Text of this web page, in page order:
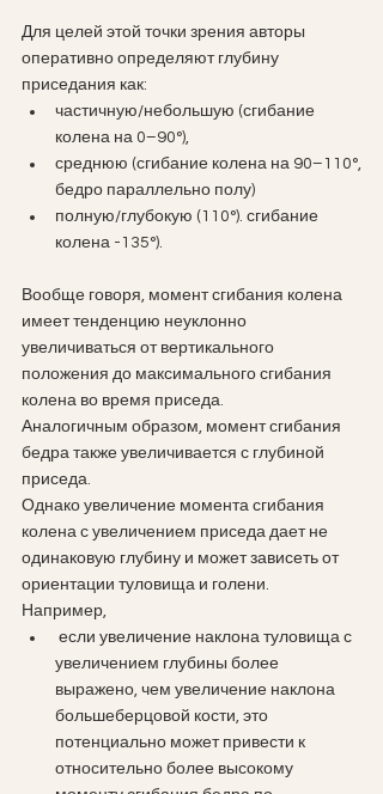
Для целей этой точки зрения авторы
оперативно определяют глубину
приседания как:
частичную/небольшую (сгибание
колена на 0–90°),
среднюю (сгибание колена на 90–110°,
бедро параллельно полу)
полную/глубокую (110°). сгибание
колена -135°).
Вообще говоря, момент сгибания колена
имеет тенденцию неуклонно
увеличиваться от вертикального
положения до максимального сгибания
колена во время приседа.
Аналогичным образом, момент сгибания
бедра также увеличивается с глубиной
приседа.
Однако увеличение момента сгибания
колена с увеличением приседа дает не
одинаковую глубину и может зависеть от
ориентации туловища и голени.
Например,
увеличением глубины более
выражено, чем увеличение наклона
большеберцовой кости, это
потенциально может привести к
относительно более высокому